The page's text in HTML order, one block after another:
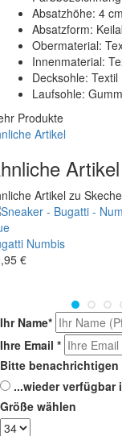
Absatzhöhe: 4 cm
Absatzform:
Obermaterial:
Innenmaterial:
Decksohle: Textil
Laufsohle:
Produkte
Artikel
Artikel
Artikel zu
Numbis
€
Ihr Name*
Ihre Email *
Bitte benachrichtigen
...wieder verfügbar
Größe wählen